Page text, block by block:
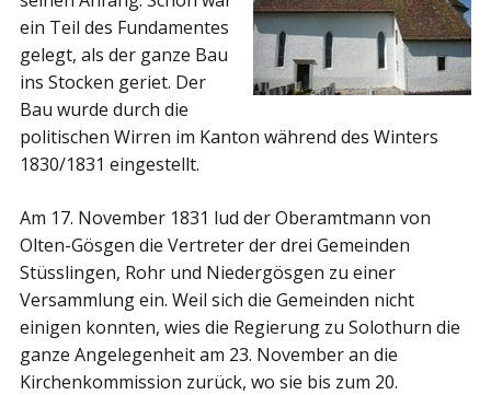
ein Teil des Fundamentes
gelegt, als der ganze Bau
ins Stocken geriet. Der
Bau wurde durch die
politischen Wirren im Kanton während des Winters
1830/1831 eingestellt.
Am 17. November 1831 lud der Oberamtmann von
Olten-Gösgen die Vertreter der drei Gemeinden
Stüsslingen, Rohr und Niedergösgen zu einer
Versammlung ein. Weil sich die Gemeinden nicht
einigen konnten, wies die Regierung zu Solothurn die
ganze Angelegenheit am 23. November an die
Kirchenkommission zurück, wo sie bis zum 20.